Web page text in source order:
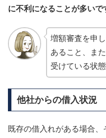
に不利になることが多いで
増額審査を申
あること、ま
受けている状
他社からの借入状況
既存の借入れがある場合